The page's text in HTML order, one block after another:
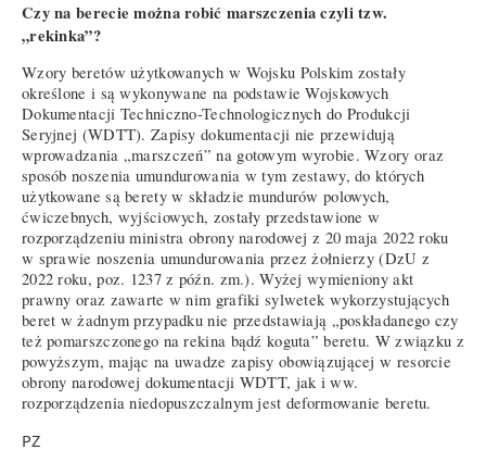
Czy na berecie można robić marszczenia czyli tzw.
„rekinka”?
Wzory beretów użytkowanych w Wojsku Polskim zostały
określone i są wykonywane na podstawie Wojskowych
Dokumentacji Techniczno-Technologicznych do Produkcji
Seryjnej (WDTT). Zapisy dokumentacji nie przewidują
wprowadzania „marszczeń” na gotowym wyrobie. Wzory oraz
sposób noszenia umundurowania w tym zestawy, do których
użytkowane są berety w składzie mundurów polowych,
ćwiczebnych, wyjściowych, zostały przedstawione w
rozporządzeniu ministra obrony narodowej z 20 maja 2022 roku
w sprawie noszenia umundurowania przez żołnierzy (DzU z
2022 roku, poz. 1237 z późn. zm.). Wyżej wymieniony akt
prawny oraz zawarte w nim grafiki sylwetek wykorzystujących
beret w żadnym przypadku nie przedstawiają „poskładanego czy
też pomarszczonego na rekina bądź koguta” beretu. W związku z
powyższym, mając na uwadze zapisy obowiązującej w resorcie
obrony narodowej dokumentacji WDTT, jak i ww.
rozporządzenia niedopuszczalnym jest deformowanie beretu.
PZ